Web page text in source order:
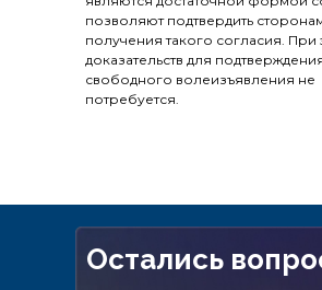
позволяют подтвердить
получения такого согласия. При
доказательств для
свободного волеизъявления не
потребуется.
Остались